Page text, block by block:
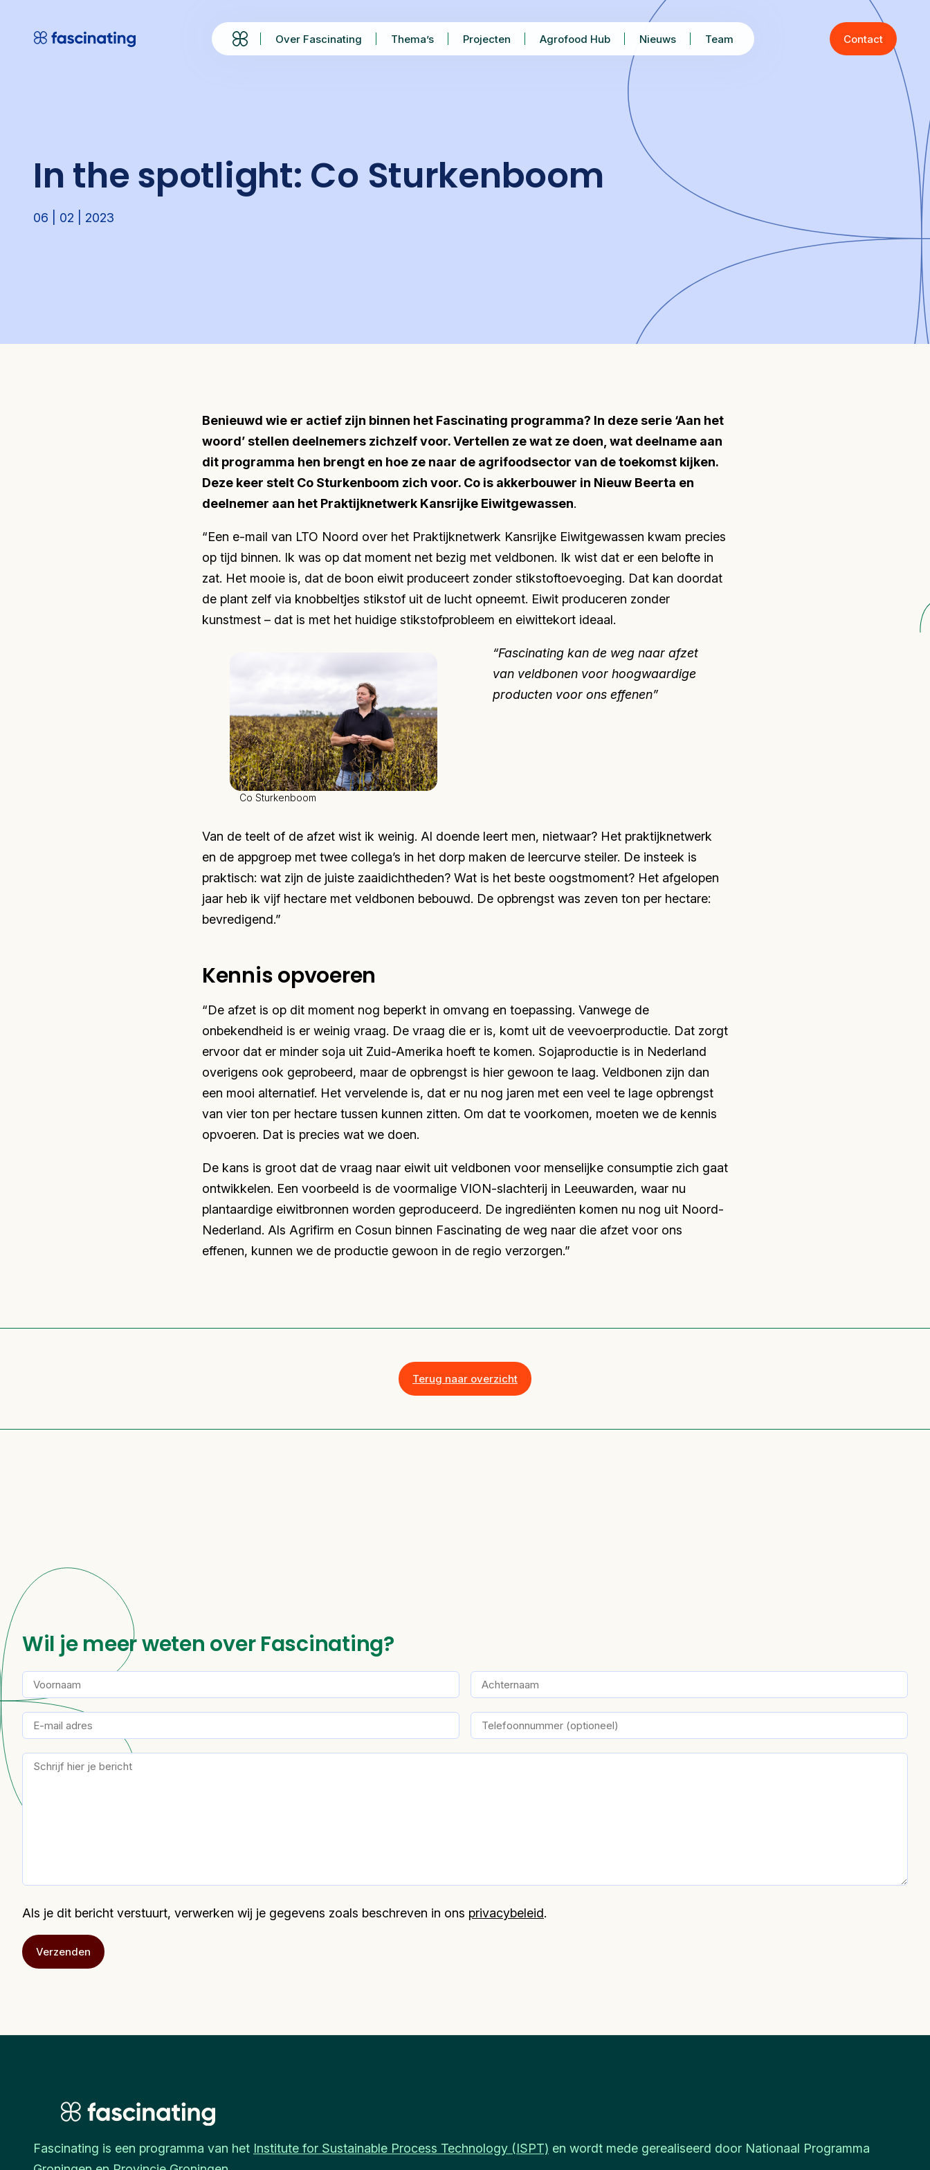
Over Fascinating Thema’s Projecten Agrofood Hub Nieuws Team Contact
In the spotlight: Co Sturkenboom
06 | 02 | 2023
Benieuwd wie er actief zijn binnen het Fascinating programma? In deze serie ‘Aan het
woord’ stellen deelnemers zichzelf voor. Vertellen ze wat ze doen, wat deelname aan
dit programma hen brengt en hoe ze naar de agrifoodsector van de toekomst kijken.
Deze keer stelt Co Sturkenboom zich voor. Co is akkerbouwer in Nieuw Beerta en
deelnemer aan het Praktijknetwerk Kansrijke Eiwitgewassen.
“Een e-mail van LTO Noord over het Praktijknetwerk Kansrijke Eiwitgewassen kwam precies
op tijd binnen. Ik was op dat moment net bezig met veldbonen. Ik wist dat er een belofte in
zat. Het mooie is, dat de boon eiwit produceert zonder stikstoftoevoeging. Dat kan doordat
de plant zelf via knobbeltjes stikstof uit de lucht opneemt. Eiwit produceren zonder
kunstmest – dat is met het huidige stikstofprobleem en eiwittekort ideaal.
Co Sturkenboom
“Fascinating kan de weg naar afzet
van veldbonen voor hoogwaardige
producten voor ons effenen”
Van de teelt of de afzet wist ik weinig. Al doende leert men, nietwaar? Het praktijknetwerk
en de appgroep met twee collega’s in het dorp maken de leercurve steiler. De insteek is
praktisch: wat zijn de juiste zaaidichtheden? Wat is het beste oogstmoment? Het afgelopen
jaar heb ik vijf hectare met veldbonen bebouwd. De opbrengst was zeven ton per hectare:
bevredigend.”
Kennis opvoeren
“De afzet is op dit moment nog beperkt in omvang en toepassing. Vanwege de
onbekendheid is er weinig vraag. De vraag die er is, komt uit de veevoerproductie. Dat zorgt
ervoor dat er minder soja uit Zuid-Amerika hoeft te komen. Sojaproductie is in Nederland
overigens ook geprobeerd, maar de opbrengst is hier gewoon te laag. Veldbonen zijn dan
een mooi alternatief. Het vervelende is, dat er nu nog jaren met een veel te lage opbrengst
van vier ton per hectare tussen kunnen zitten. Om dat te voorkomen, moeten we de kennis
opvoeren. Dat is precies wat we doen.
De kans is groot dat de vraag naar eiwit uit veldbonen voor menselijke consumptie zich gaat
ontwikkelen. Een voorbeeld is de voormalige VION-slachterij in Leeuwarden, waar nu
plantaardige eiwitbronnen worden geproduceerd. De ingrediënten komen nu nog uit Noord-
Nederland. Als Agrifirm en Cosun binnen Fascinating de weg naar die afzet voor ons
effenen, kunnen we de productie gewoon in de regio verzorgen.”
Terug naar overzicht
Wil je meer weten over Fascinating?
Als je dit bericht verstuurt, verwerken wij je gegevens zoals beschreven in ons privacybeleid.
Fascinating is een programma van het Institute for Sustainable Process Technology (ISPT) en wordt mede gerealiseerd door Nationaal Programma